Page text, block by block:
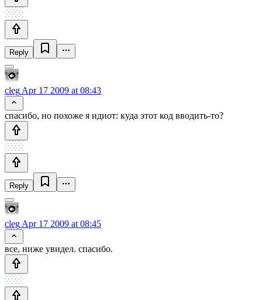
Reply
cleg Apr 17 2009 at 08:43
спасибо, но похоже я идиот: куда этот код вводить-то?
Reply
cleg Apr 17 2009 at 08:45
все, ниже увидел. спасибо.